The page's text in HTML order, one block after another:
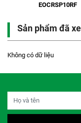
EOCRSP10RF
Sản phẩm đã
Không có dữ liệu